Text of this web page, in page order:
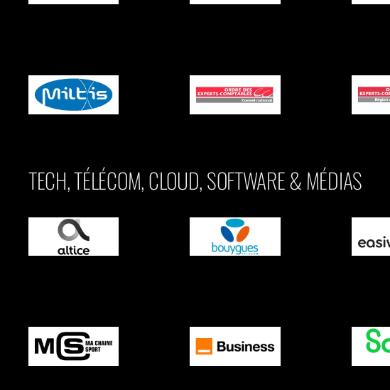
TECH, TÉLÉCOM, CLOUD, SOFTWARE & MÉDIAS